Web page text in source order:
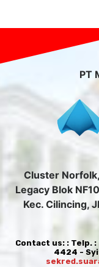
PT
Cluster
Legacy Blok
Kec. Cilincing,
Contact us: : Telp. :
4424 -